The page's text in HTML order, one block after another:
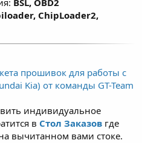
ГРМ, что
эластичность и
изменения
по мощности и
примерно 7–15% и
используемого
BSL, OBD2
ChipLoader2,
прошивок для работы с
Kia) от команды GT-Team
индивидуальное
в Стол Заказов где
вычитанном вами стоке.